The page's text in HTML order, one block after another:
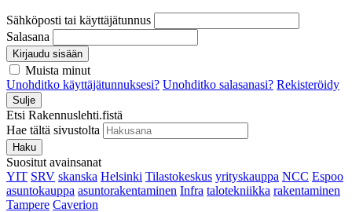
Sähköposti tai käyttäjätunnus
Salasana
Kirjaudu sisään
Muista minut
Unohditko käyttäjätunnuksesi? Unohditko salasanasi? Rekisteröidy
Sulje
Etsi Rakennuslehti.fistä
Hae tältä sivustolta
Haku
Suositut avainsanat
YIT SRV skanska Helsinki Tilastokeskus yrityskauppa NCC Espoo
asuntokauppa asuntorakentaminen Infra talotekniikka rakentaminen
Tampere Caverion